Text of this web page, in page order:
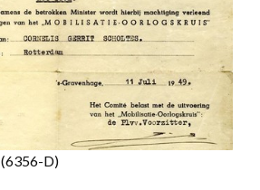
(6356-D)